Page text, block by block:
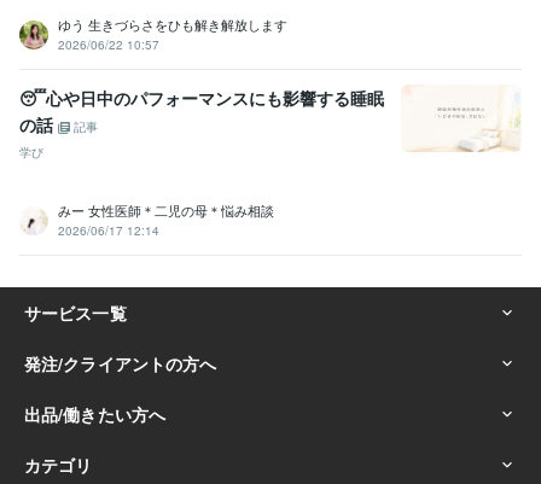
ゆう 生きづらさをひも解き解放します
2026/06/22 10:57
😴心や日中のパフォーマンスにも影響する睡眠
の話
記事
学び
みー 女性医師＊二児の母＊悩み相談
2026/06/17 12:14